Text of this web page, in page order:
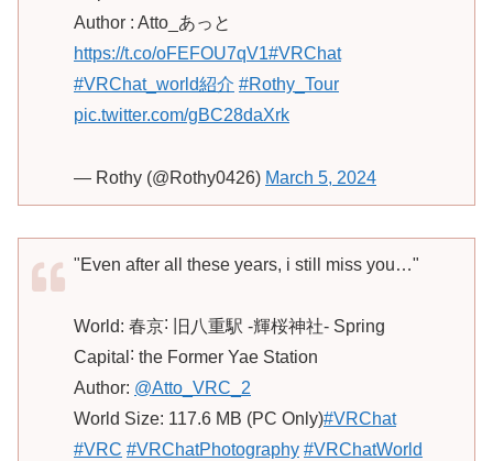
Author : Atto_あっと
https://t.co/oFEFOU7qV1#VRChat
#VRChat_world紹介 #Rothy_Tour
pic.twitter.com/gBC28daXrk
— Rothy (@Rothy0426) March 5, 2024
"Even after all these years, i still miss you…"
World: 春京˸ 旧八重駅 -輝桜神社- Spring
Capital˸ the Former Yae Station
Author: @Atto_VRC_2
World Size: 117.6 MB (PC Only)#VRChat
#VRC #VRChatPhotography #VRChatWorld